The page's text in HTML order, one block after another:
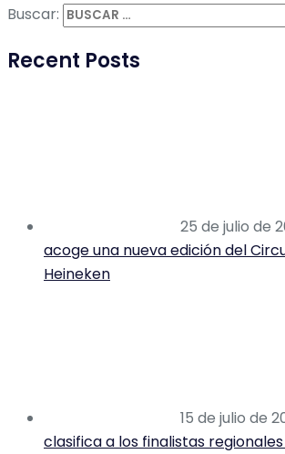
Buscar:
Recent Posts
25 de julio de
acoge una nueva edición del
Heineken
15 de julio de
clasifica a los finalistas